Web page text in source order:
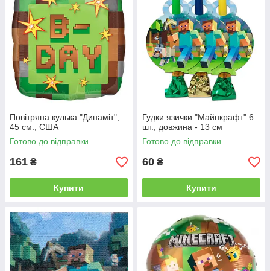
Повітряна кулька "Динаміт",
45 см., США
Готово до відправки
161 ₴
Купити
Гудки язички "Майнкрафт" 6
шт., довжина - 13 см
Готово до відправки
60 ₴
Купити